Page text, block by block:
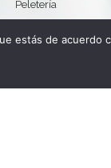
Peletería
estás de acuerdo